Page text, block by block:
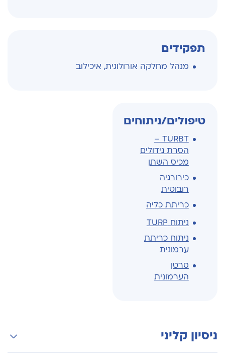
תפקידים
מנהל מחלקה אורולוגית, איכילוב
טיפולים/ניתוחים
TURBT –
הסרת גידולים
מכיס השתן
כירורגיה
רובוטית
כריתת כליה
ניתוח TURP
ניתוח כריתת
ערמונית
סרטן
הערמונית
ניסיון קליני